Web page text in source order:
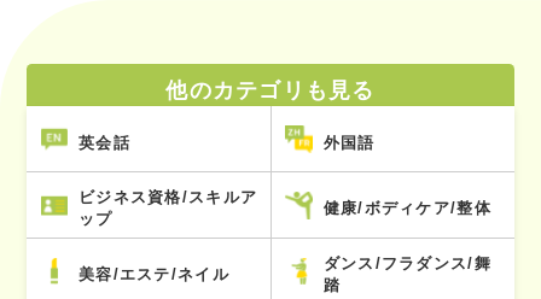
他のカテゴリも見る
英会話 外国語
ビジネス資格/スキルア
ップ
健康/ボディケア/整体
美容/エステ/ネイル
ダンス/フラダンス/舞
踏